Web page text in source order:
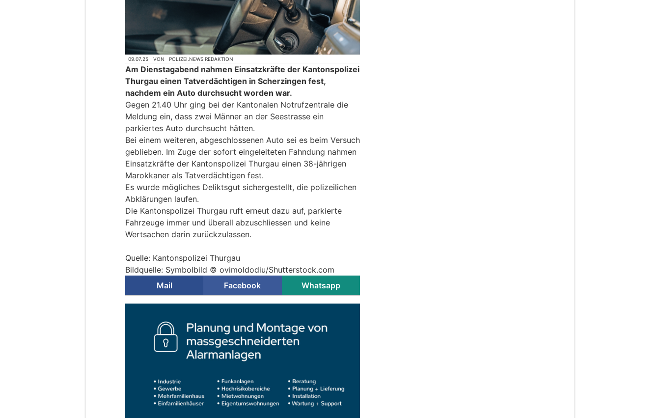
09.07.25 VON POLIZEI.NEWS REDAKTION
Am Dienstagabend nahmen Einsatzkräfte der Kantonspolizei
Thurgau einen Tatverdächtigen in Scherzingen fest,
nachdem ein Auto durchsucht worden war.
Gegen 21.40 Uhr ging bei der Kantonalen Notrufzentrale die
Meldung ein, dass zwei Männer an der Seestrasse ein
parkiertes Auto durchsucht hätten.
Bei einem weiteren, abgeschlossenen Auto sei es beim Versuch
geblieben. Im Zuge der sofort eingeleiteten Fahndung nahmen
Einsatzkräfte der Kantonspolizei Thurgau einen 38-jährigen
Marokkaner als Tatverdächtigen fest.
Es wurde mögliches Deliktsgut sichergestellt, die polizeilichen
Abklärungen laufen.
Die Kantonspolizei Thurgau ruft erneut dazu auf, parkierte
Fahrzeuge immer und überall abzuschliessen und keine
Wertsachen darin zurückzulassen.
Quelle: Kantonspolizei Thurgau
Bildquelle: Symbolbild © ovimoldodiu/Shutterstock.com
Mail
Facebook Whatsapp